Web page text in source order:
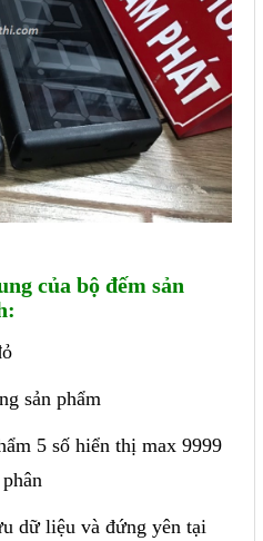
của bộ đếm sản
sản phẩm
5 số hiển thị max 9999
dữ liệu và đứng yên tại